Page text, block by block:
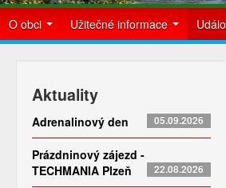
O obci Užitečné informace
Aktuality
Adrenalinový den 05.09.2026
Prázdninový zájezd -
TECHMANIA Plzeň
22.08.2026